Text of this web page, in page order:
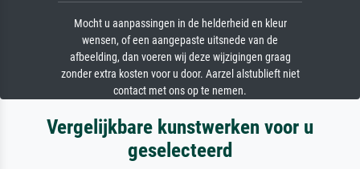
Mocht u aanpassingen in de helderheid en kleur
wensen, of een aangepaste uitsnede van de
afbeelding, dan voeren wij deze wijzigingen graag
zonder extra kosten voor u door. Aarzel alstublieft niet
contact met ons op te nemen.
Vergelijkbare kunstwerken voor u
geselecteerd